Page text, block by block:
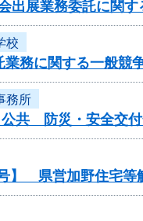
出展業務委託に関
校
務に関する一般競
務所
共 防災・安全交
】 県営加野住宅等